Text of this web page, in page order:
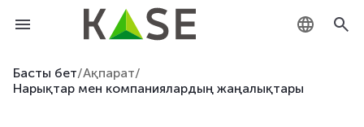
Басты бет/Ақпарат/
Нарықтар мен компаниялардың жаңалықтары